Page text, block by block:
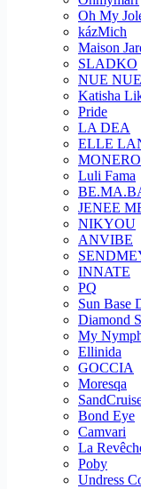
Oh My
kázMich
Maison
SLADKO
NUE NUE
Katisha
Pride
LA DEA
ELLE
MONERO
Luli Fama
JENEE
NIKYOU
ANVIBE
INNATE
PQ
Sun Base
Diamond
My
Ellinida
GOCCIA
Moresqa
Bond Eye
Camvari
La
Poby
Undress